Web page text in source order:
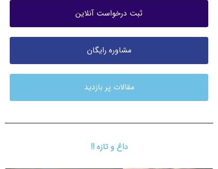
ثبت درخواست آنلاین
مشاوره رایگان
مقالات پر بازدید
داغ و تازه !!